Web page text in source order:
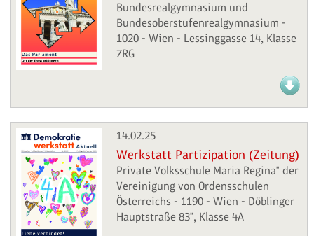
Bundesrealgymnasium und
Bundesoberstufenrealgymnasium -
1020 - Wien - Lessinggasse 14, Klasse
7RG
14.02.25
Werkstatt Partizipation (Zeitung)
Private Volksschule Maria Regina" der
Vereinigung von Ordensschulen
Österreichs - 1190 - Wien - Döblinger
Hauptstraße 83", Klasse 4A